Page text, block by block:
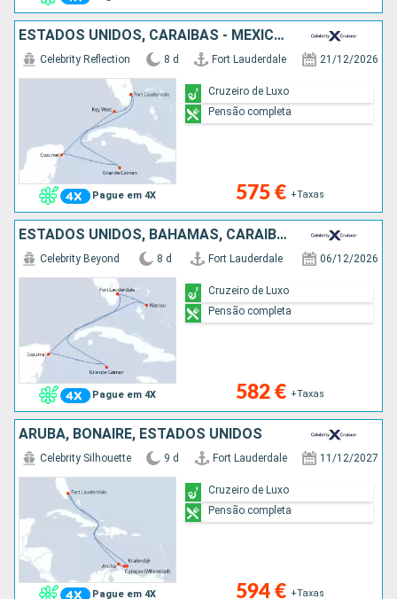
ESTADOS UNIDOS, CARAIBAS - MEXICO, CAIMÃO (ILHAS)
Pague em 4X
Celebrity Reflection 8 d Fort Lauderdale 21/12/2026
575 € +Taxas
Cruzeiro de Luxo
Pensão completa
ESTADOS UNIDOS, BAHAMAS, CARAIBAS - MEXICO, CAIMÃO (ILHAS)
Pague em 4X
Celebrity Beyond 8 d Fort Lauderdale 06/12/2026
582 € +Taxas
Cruzeiro de Luxo
Pensão completa
ARUBA, BONAIRE, ESTADOS UNIDOS
Pague em 4X
Celebrity Silhouette 9 d Fort Lauderdale 11/12/2027
594 € +Taxas
Cruzeiro de Luxo
Pensão completa